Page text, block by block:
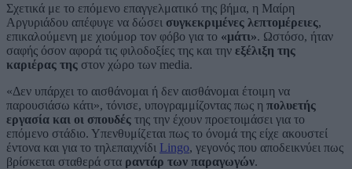
Σχετικά με το επόμενο επαγγελματικό της βήμα, η Μαίρη
Αργυριάδου απέφυγε να δώσει συγκεκριμένες λεπτομέρειες,
επικαλούμενη με χιούμορ τον φόβο για το «μάτι». Ωστόσο, ήταν
σαφής όσον αφορά τις φιλοδοξίες της και την εξέλιξη της
καριέρας της στον χώρο των media.
«Δεν υπάρχει το αισθάνομαι ή δεν αισθάνομαι έτοιμη να
παρουσιάσω κάτι», τόνισε, υπογραμμίζοντας πως η πολυετής
εργασία και οι σπουδές της την έχουν προετοιμάσει για το
επόμενο στάδιο. Υπενθυμίζεται πως το όνομά της είχε ακουστεί
έντονα και για το τηλεπαιχνίδι Lingo, γεγονός που αποδεικνύει πως
βρίσκεται σταθερά στα ραντάρ των παραγωγών.